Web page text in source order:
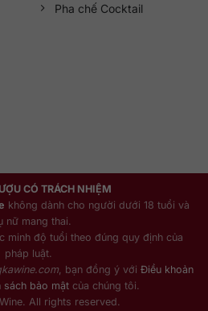
Pha chế Cocktail
CÓ TRÁCH NHIỆM
không dành cho người dưới 18 tuổi và
nữ mang thai.
minh độ tuổi theo đúng quy định của
pháp luật.
, bạn đồng ý với Điều khoản
sách bảo mậtcủa chúng tôi.
All rights reserved.